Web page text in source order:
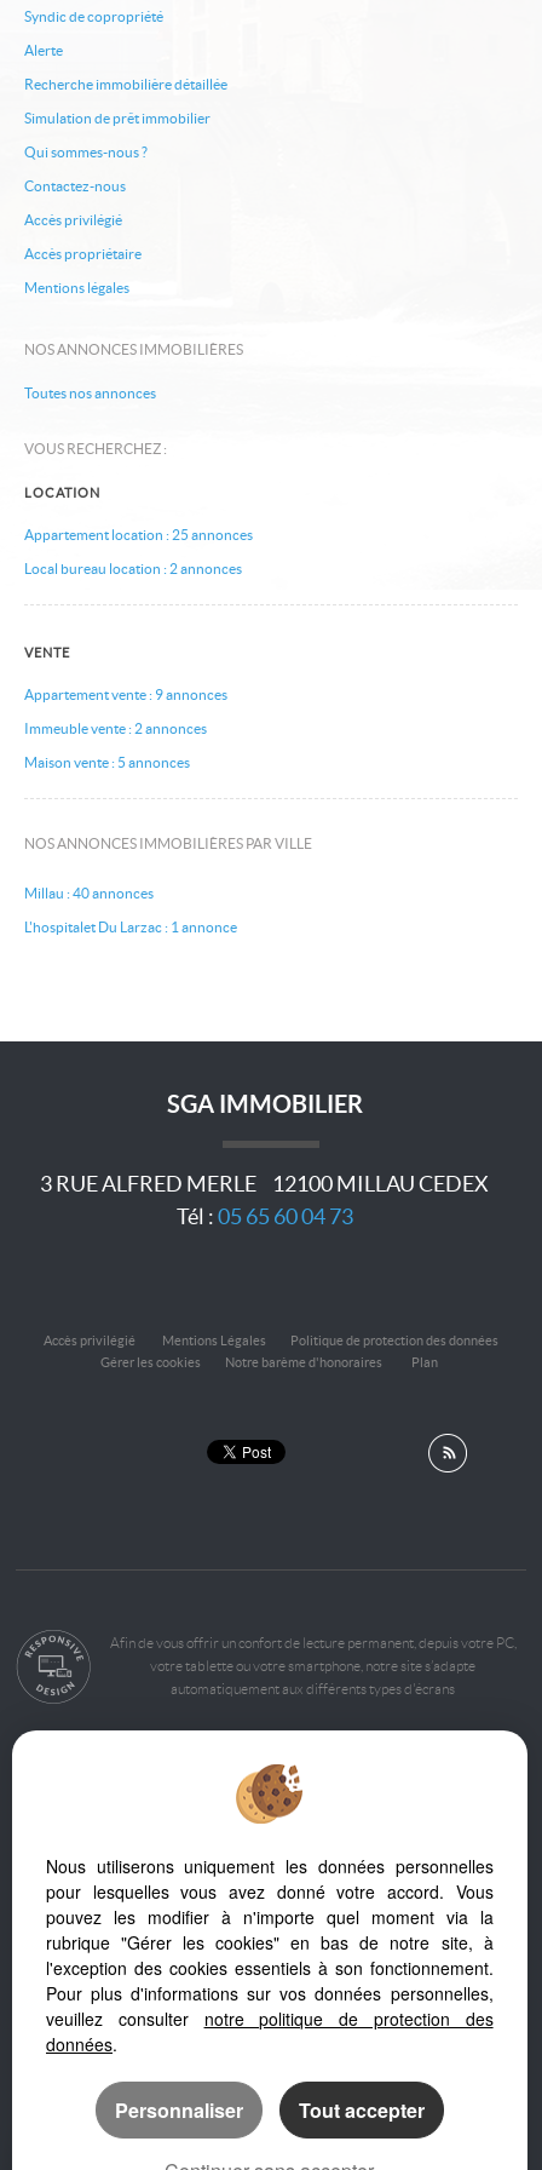
Nos offres
Informations pratiques
Syndic de copropriété
Alerte
Recherche immobilière détaillée
Simulation de prêt immobilier
Qui sommes-nous ?
Contactez-nous
Accès privilégié
Accès propriétaire
Mentions légales
NOS ANNONCES IMMOBILIÈRES
Toutes nos annonces
VOUS RECHERCHEZ :
LOCATION
Appartement location : 25 annonces
Local bureau location : 2 annonces
VENTE
Appartement vente : 9 annonces
Immeuble vente : 2 annonces
Maison vente : 5 annonces
NOS ANNONCES IMMOBILIÈRES PAR VILLE
Millau : 40 annonces
L'hospitalet Du Larzac : 1 annonce
SGA IMMOBILIER
3 RUE ALFRED MERLE 12100MILLAU CEDEX
Tél :05 65 60 04 73
Accès privilégié Mentions Légales
Politique de protection des données
Gérer les cookies
Notre barème d'honoraires Plan
Afin de vous offrir un confort de lecture permanent, depuis votre PC,
votre tablette ou votre smartphone, notre site s’adapte
automatiquement aux différents types d'écrans
Logiciel immobilier Adapt Immo
Création site immobilier
Référencement immobilier
Millau (12100)
Nous utiliserons uniquement les données personnelles
pour lesquelles vous avez donné votre accord. Vous
pouvez les modifier à n'importe quel moment via la
rubrique "Gérer les cookies" en bas de notre site, à
l'exception des cookies essentiels à son fonctionnement.
Pour plus d'informations sur vos données personnelles,
veuillez consulter notre politique de protection des
données.
Personnaliser Tout accepter